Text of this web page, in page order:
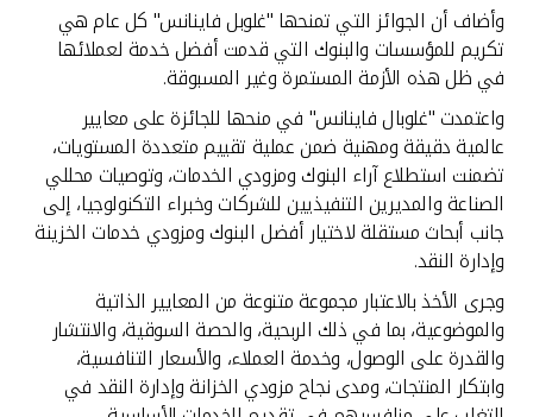
وأضاف أن الجوائز التي تمنحها "غلوبل فاينانس" كل عام هي
تكريم للمؤسسات والبنوك التي قدمت أفضل خدمة لعملائها
في ظل هذه الأزمة المستمرة وغير المسبوقة.
واعتمدت "غلوبال فاينانس" في منحها للجائزة على معايير
عالمية دقيقة ومهنية ضمن عملية تقييم متعددة المستويات،
تضمنت استطلاع آراء البنوك ومزودي الخدمات، وتوصيات محللي
الصناعة والمديرين التنفيذيين للشركات وخبراء التكنولوجيا، إلى
جانب أبحاث مستقلة لاختيار أفضل البنوك ومزودي خدمات الخزينة
وإدارة النقد.
وجرى الأخذ بالاعتبار مجموعة متنوعة من المعايير الذاتية
والموضوعية، بما في ذلك الربحية، والحصة السوقية، والانتشار
والقدرة على الوصول، وخدمة العملاء، والأسعار التنافسية،
وابتكار المنتجات، ومدى نجاح مزودي الخزانة وإدارة النقد في